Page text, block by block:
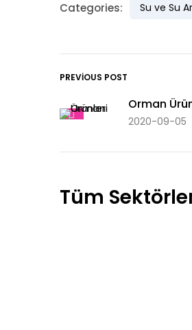
Categories: Su ve Su
PREVIOUS POST
Orman
2020-09-05
Tüm